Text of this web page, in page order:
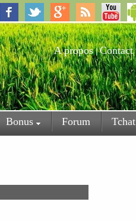
A propos|Contact
Bonus Forum Tchat